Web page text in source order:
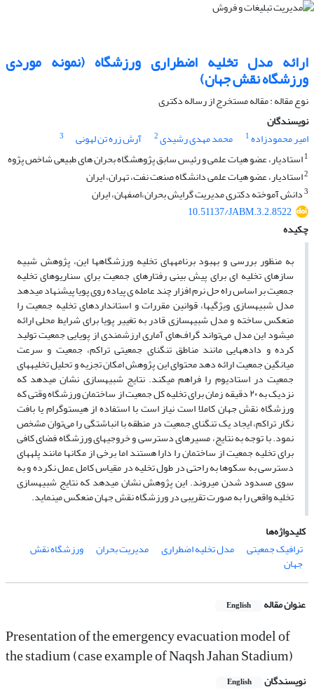
ارائه مدل تخلیه اضطراری ورزشگاه (نمونه موردی
ورزشگاه نقش جهان)
نوع مقاله : مقاله مستخرج از رساله دکتری
نویسندگان
امیر محمودزاده1 محمد مهدی رشیدی2 آرش زره تن لهونی
3
1استادیار، عضو هیات علمی و رئیس سابق پژوهشگاه بحران های طبیعی شاخص پژوه
2استادیار، عضو هیات علمی دانشگاه صنعت نفت، تهران، ایران
3دانش آموخته دکتری مدیریت گرایش بحران،اصفهان، ایران
10.51137/JABM.3.2.8522
چکیده
به منظور بررسی و بهبود برنامه‏های تخلیه ورزشگاه‏ها این، پژوهش شبیه
سازهای تخلیه ای برای پیش بینی رفتارهای جمعیت برای سناریوهای تخلیه
جمعیت بر اساس راه حل نرم افزار چند عامله ی پیاده روی پویا پیشنهاد می‏دهد
مدل شبیه‏سازی ویژگی‏ها، قوانین مقررات و استانداردهای تخلیه جمعیت را
منعکس ساخته و مدل شبیه‏سازی قادر به تغییر پویا برای شرایط محلی ارائه
می‏شود این مدل می‌تواند گراف‌های آماری ارزشمندی از پویایی جمعیت تولید
کرده و داده‏هایی مانند مناطق تنگنای جمعیتی تراکم، جمعیت و سرعت
میانگین جمعیت ارائه دهد محتوای این پژوهش امکان تجزیه و تحلیل تخلیه‏های
جمعیت در استادیوم را فراهم می­کند. نتایج شبیه‏سازی نشان می‏دهد که
نزدیک به ۲۰ دقیقه زمان برای تخلیه کل جمعیت از ساختمان ورزشگاه وقتی که
ورزشگاه نقش جهان کاملا است نیاز است با استفاده از هیستوگرام یا بافت
نگار تراکم، ایجاد یک تنگنای جمعیت در منطقه با انباشتگی را می‌توان مشخص
نمود. با توجه به نتایج، مسیرهای دسترسی و خروجی‏های ورزشگاه فضای کافی
برای تخلیه جمعیت از ساختمان را دارا هستند اما برخی از مکان‏ها مانند پله‏های
دسترسی به سکوها به راحتی در طول تخلیه در مقیاس کامل عمل نکرده و به
سوی مسدود شدن می­روند. این پژوهش نشان می‏دهد که نتایج شبیه‏سازی
تخلیه واقعی را به صورت تقریبی در ورزشگاه نقش جهان منعکس می‏نماید.
کلیدواژه‌ها
ترافیک جمعیتی
مدل تخلیه اضطراری مدیریت بحران ورزشگاه نقش
جهان
عنوان مقاله English
Presentation of the emergency evacuation model of
the stadium (case example of Naqsh Jahan Stadium)
نویسندگان English